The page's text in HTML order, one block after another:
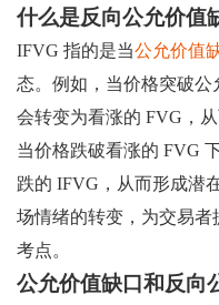
什么是反向公允价值
IFVG 指的是当公允价值
态。例如，当价格突破
会转变为看涨的 FVG，
当价格跌破看涨的 FVG
跌的 IFVG，从而形成潜
场情绪的转变，为交易
考点。
公允价值缺口和反向